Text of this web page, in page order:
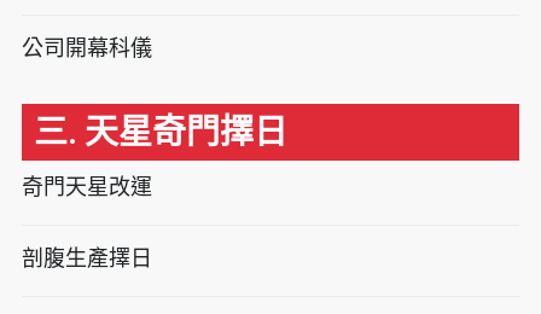
公司開幕科儀
三. 天星奇門擇日
奇門天星改運
剖腹生產擇日